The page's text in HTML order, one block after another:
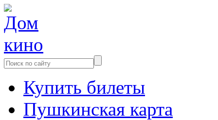
Купить билеты
Пушкинская карта